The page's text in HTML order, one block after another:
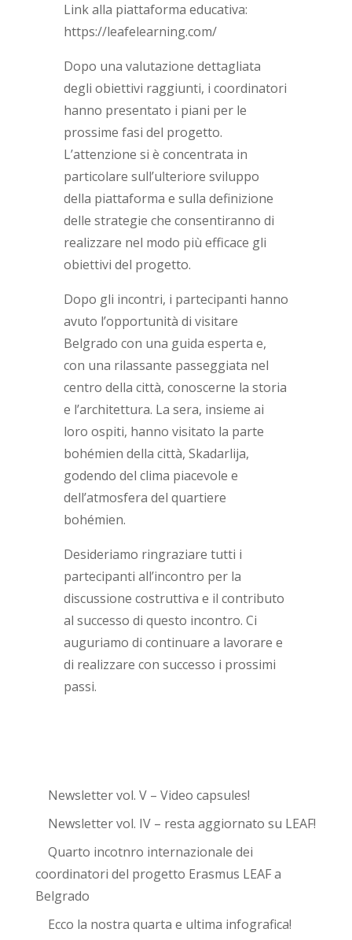
Link alla piattaforma educativa:
https://leafelearning.com/
Dopo una valutazione dettagliata
degli obiettivi raggiunti, i coordinatori
hanno presentato i piani per le
prossime fasi del progetto.
L’attenzione si è concentrata in
particolare sull’ulteriore sviluppo
della piattaforma e sulla definizione
delle strategie che consentiranno di
realizzare nel modo più efficace gli
obiettivi del progetto.
Dopo gli incontri, i partecipanti hanno
avuto l’opportunità di visitare
Belgrado con una guida esperta e,
con una rilassante passeggiata nel
centro della città, conoscerne la storia
e l’architettura. La sera, insieme ai
loro ospiti, hanno visitato la parte
bohémien della città, Skadarlija,
godendo del clima piacevole e
dell’atmosfera del quartiere
bohémien.
Desideriamo ringraziare tutti i
partecipanti all’incontro per la
discussione costruttiva e il contributo
al successo di questo incontro. Ci
auguriamo di continuare a lavorare e
di realizzare con successo i prossimi
passi.
Newsletter vol. V – Video capsules!
Newsletter vol. IV – resta aggiornato su LEAF!
Quarto incotnro internazionale dei
coordinatori del progetto Erasmus LEAF a
Belgrado
Ecco la nostra quarta e ultima infografica!